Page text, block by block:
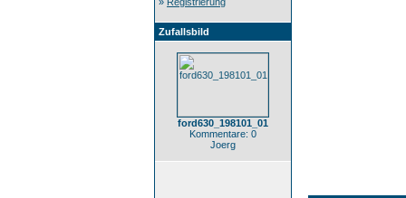
Zufallsbild
ford630_198101_01
Kommentare: 0
Joerg